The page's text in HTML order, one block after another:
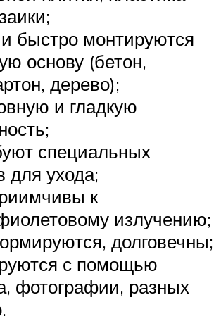
быстро монтируются
основу (бетон,
дерево);
и гладкую
специальных
для ухода;
к
излучению;
долговечны;
с помощью
фотографии, разных